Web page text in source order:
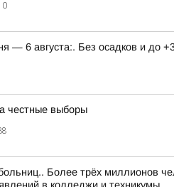
— 6 августа:. Без осадков и до
честные выборы
Более трёх миллионов